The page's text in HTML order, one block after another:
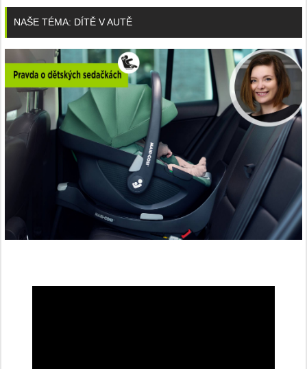
NAŠE TÉMA: DÍTĚ V AUTĚ